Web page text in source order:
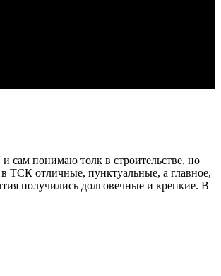
сам понимаю толк в строительстве, но
ТСК отличные, пунктуальные, а главное,
получились долговечные и крепкие. В